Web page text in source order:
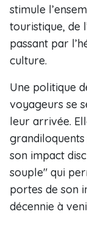
stimule
touristique, de
passant par
culture.
Une politique
voyageurs se
leur arrivée.
son impact
souple" qui
portes de son
décennie à